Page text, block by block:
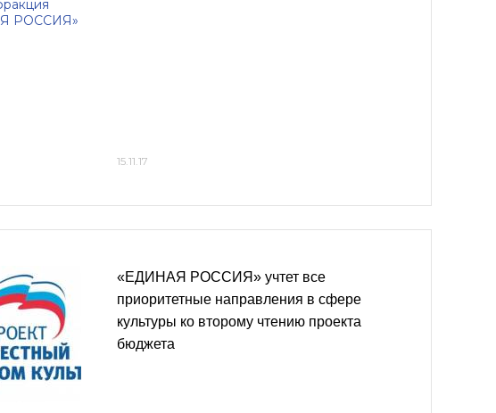
15.11.17
«ЕДИНАЯ РОССИЯ» учтет все
приоритетные направления в сфере
культуры ко второму чтению проекта
бюджета